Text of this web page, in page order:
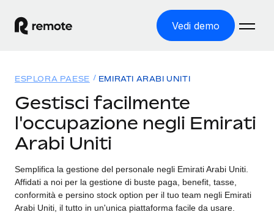
Vedi demo
ASSUMI NEL MONDO
Global Payroll
Employer of Record
Espanditi con zero costi di entità locale
Soluzioni
Ricerca paesi
Trova i servizi di supporto all’impiego per ogni Paese
Confronta Remote
Tariffe
Italiano
ESPLORA PAESE EMIRATI ARABI UNITI
Gestisci facilmente
l'occupazione negli Emirati
Arabi Uniti
Semplifica la gestione del personale negli Emirati Arabi Uniti.
Affidati a noi per la gestione di buste paga, benefit, tasse,
conformità e persino stock option per il tuo team negli Emirati
Arabi Uniti, il tutto in un'unica piattaforma facile da usare.